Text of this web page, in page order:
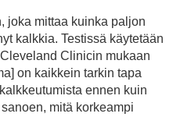
joka mittaa kuinka paljon
kalkkia. Testissä käytetään
Clinicin mukaan
on kaikkein tarkin tapa
ennen kuin
mitä korkeampi